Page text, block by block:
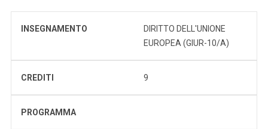
INSEGNAMENTO
DIRITTO DELL'UNIONE
EUROPEA (GIUR-10/A)
CREDITI 9
PROGRAMMA